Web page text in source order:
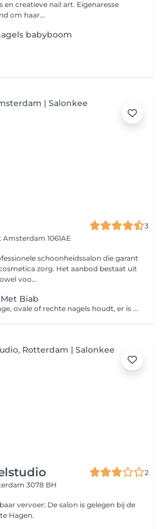
en creatieve nail art. Eigenaresse
om haar...
babyboom
3
Amsterdam 1061AE
schoonheidssalon die garant
zorg. Het aanbod bestaat uit
voo...
Biab
Of je nu van korte, lange, ovale of rechte nagels houdt, er is een reden waarom manicures tegenwoordig een van de meest populaire schoonheidsbehandelingen voor vrouwen zijn. Een professionele manicure specialiste verzorgt je handen en nagels tot in de perfectie. Als je een manicure wilt die er prachtig uitziet en lang meegaat, dan is de Gellak manicure iets voor jou. Met honderden kleuren om uit te kiezen, geeft het de perfecte finishing touch aan elke outfit. Deze behandeling duurt langer dan een klassieke manicure, maar aangezien een Gellak-manicure tot twee weken aanhoudt, is dat het wachten meer dan waard.
2
3078 BH
vervoer: De salon is gelegen bij de
Hagen.